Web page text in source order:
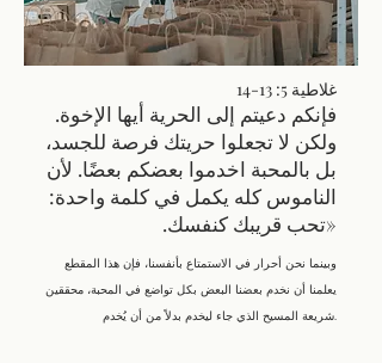
غلاطية 5: 13-14
فإنكم دعيتم إلى الحرية أيها الإخوة.
ولكن لا تجعلوا حريتك فرصة للجسد،
بل بالمحبة اخدموا بعضكم بعضًا. لأن
الناموس كله يكمل في كلمة واحدة:
«تحب قريبك كنفسك.
وبينما نحن أحرار في الاستمتاع بأنفسنا، فإن هذا المقطع
يعلمنا أن نخدم بعضنا البعض بكل تواضع في المحبة، محققين
شريعة المسيح الذي جاء ليخدم بدلاً من أن يُخدم.